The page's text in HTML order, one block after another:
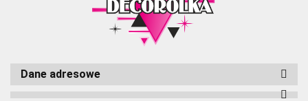
Dane adresowe